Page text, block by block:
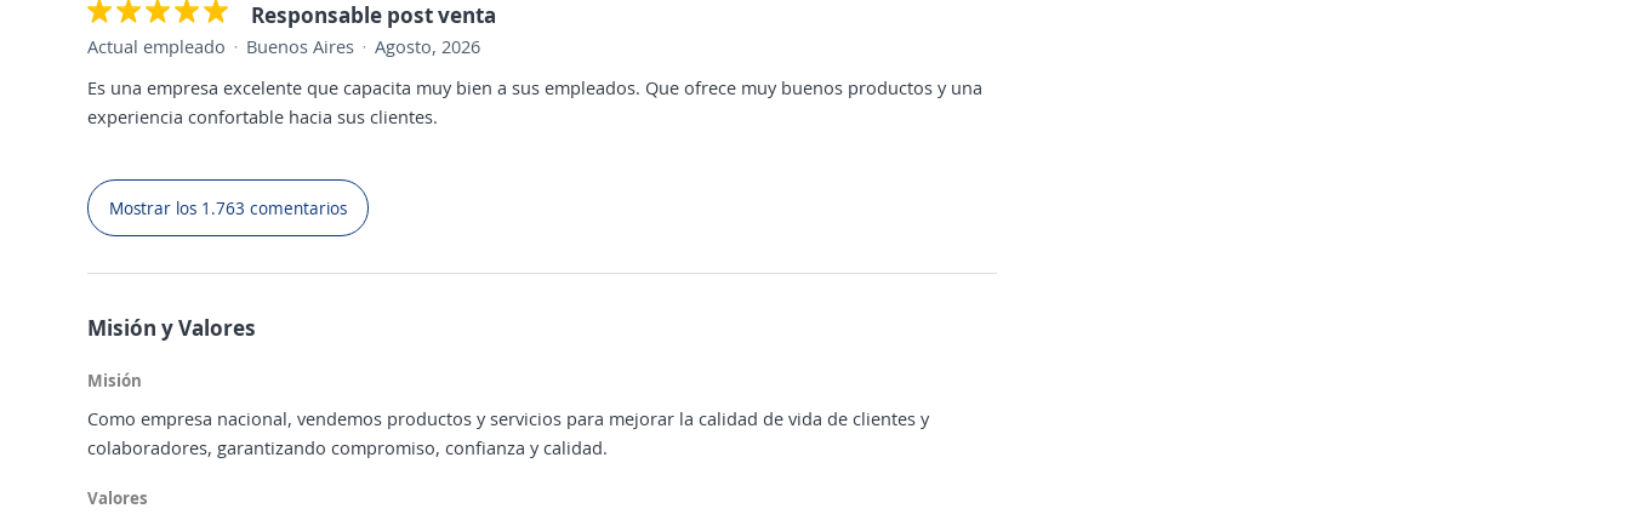
Responsable post venta
Actual empleado Buenos Aires
Agosto, 2026
Es una empresa excelente que capacita muy bien a sus empleados. Que ofrece muy buenos productos y una
experiencia confortable hacia sus clientes.
Mostrar los 1.763 comentarios
Misión y Valores
Misión
Como empresa nacional, vendemos productos y servicios para mejorar la calidad de vida de clientes y
colaboradores, garantizando compromiso, confianza y calidad.
Valores